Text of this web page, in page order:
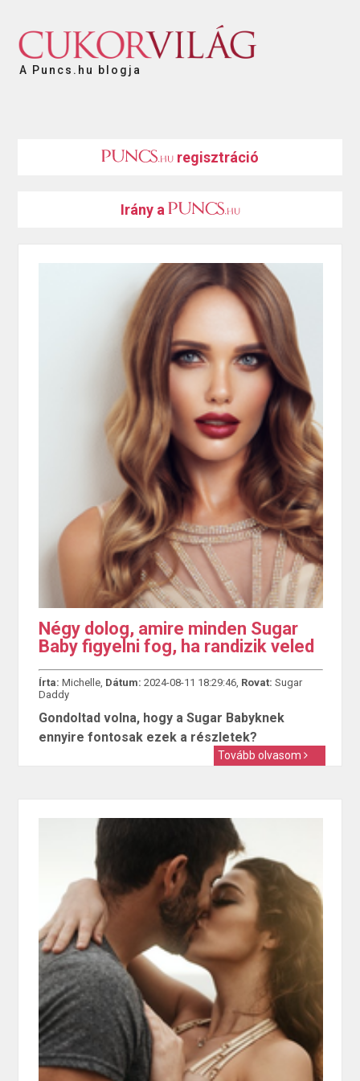
A Puncs.hu blogja
regisztráció
Irány a
Négy dolog, amire minden Sugar
Baby figyelni fog, ha randizik veled
Írta: Michelle, Dátum: 2024-08-11 18:29:46, Rovat: Sugar
Daddy
Gondoltad volna, hogy a Sugar Babyknek
ennyire fontosak ezek a részletek?
Tovább olvasom